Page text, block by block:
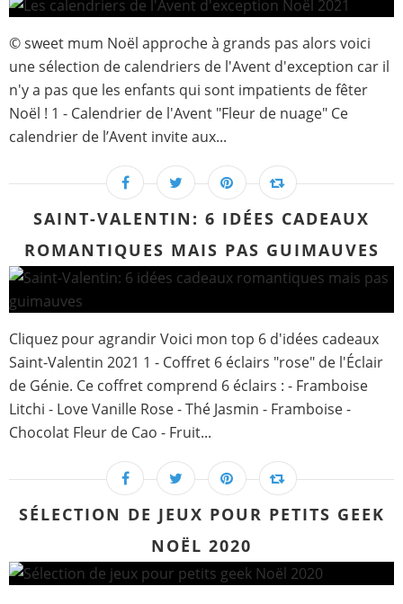
© sweet mum Noël approche à grands pas alors voici
une sélection de calendriers de l'Avent d'exception car il
n'y a pas que les enfants qui sont impatients de fêter
Noël ! 1 - Calendrier de l'Avent "Fleur de nuage" Ce
calendrier de l’Avent invite aux...
SAINT-VALENTIN: 6 IDÉES CADEAUX
ROMANTIQUES MAIS PAS GUIMAUVES
Cliquez pour agrandir Voici mon top 6 d'idées cadeaux
Saint-Valentin 2021 1 - Coffret 6 éclairs "rose" de l'Éclair
de Génie. Ce coffret comprend 6 éclairs : - Framboise
Litchi - Love Vanille Rose - Thé Jasmin - Framboise -
Chocolat Fleur de Cao - Fruit...
SÉLECTION DE JEUX POUR PETITS GEEK
NOËL 2020